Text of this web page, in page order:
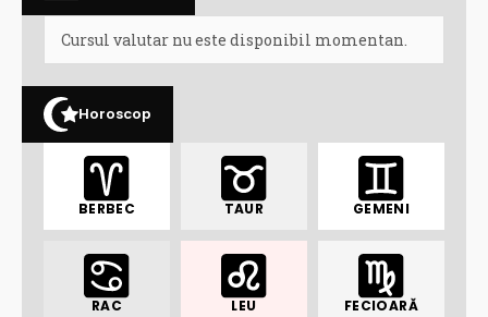
Cursul valutar nu este disponibil momentan.
Horoscop
BERBEC TAUR GEMENI
RAC LEU FECIOARĂ